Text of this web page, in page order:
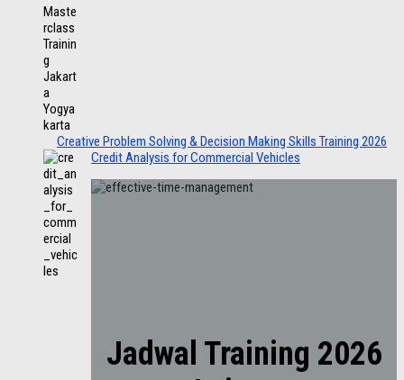
Creative Problem Solving & Decision Making Skills Training 2026
Credit Analysis for Commercial Vehicles
Jadwal Training 2026